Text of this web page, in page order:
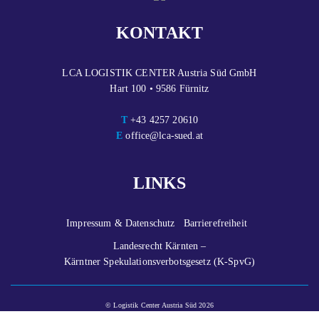
KONTAKT
LCA LOGISTIK CENTER Austria Süd GmbH
Hart 100 • 9586 Fürnitz
T +43 4257 20610
E office@lca-sued.at
LINKS
Impressum & Datenschutz Barrierefreiheit
Landesrecht Kärnten –
Kärntner Spekulationsverbotsgesetz (K-SpvG)
© Logistik Center Austria Süd 2026